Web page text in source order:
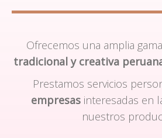
Ofrecemos una amplia
tradicional y creativa
Prestamos servicios
empresasinteresadas en
nuestros